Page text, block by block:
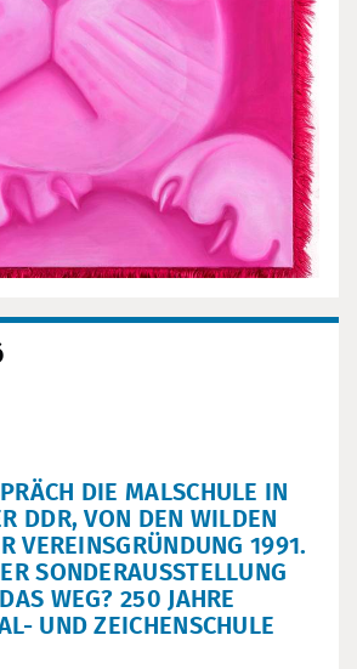
DIE MALSCHULE IN
DDR, VON DEN WILDEN
VEREINSGRÜNDUNG 1991.
SONDERAUSSTELLUNG
WEG? 250 JAHRE
UND ZEICHENSCHULE